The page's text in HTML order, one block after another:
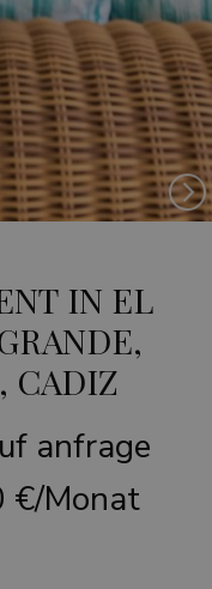
IN EL
CADIZ
anfrage
€/Monat